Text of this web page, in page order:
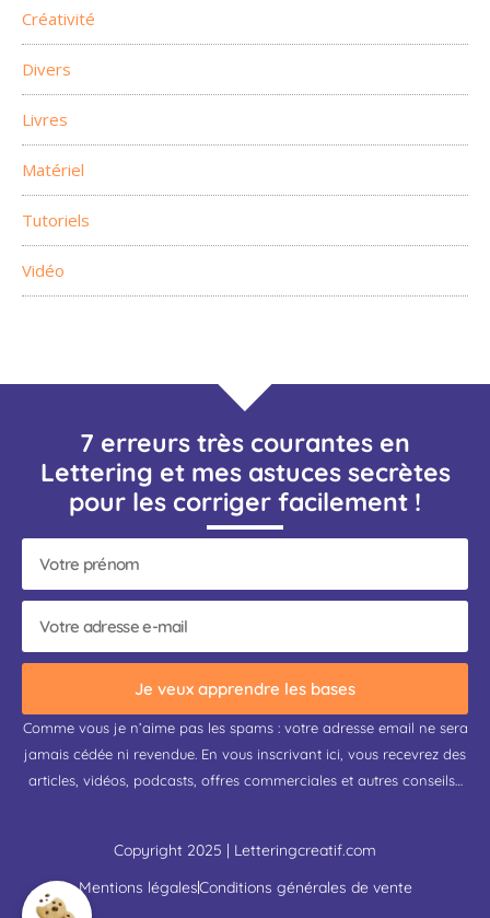
Créativité
Divers
Livres
Matériel
Tutoriels
Vidéo
7 erreurs très courantes en
Lettering et mes astuces secrètes
pour les corriger facilement !
Je veux apprendre les bases
Comme vous je n’aime pas les spams : votre adresse email ne sera
jamais cédée ni revendue. En vous inscrivant ici, vous recevrez des
articles, vidéos, podcasts, offres commerciales et autres conseils…
Copyright 2025 | Letteringcreatif.com
Mentions légalesConditions générales de vente